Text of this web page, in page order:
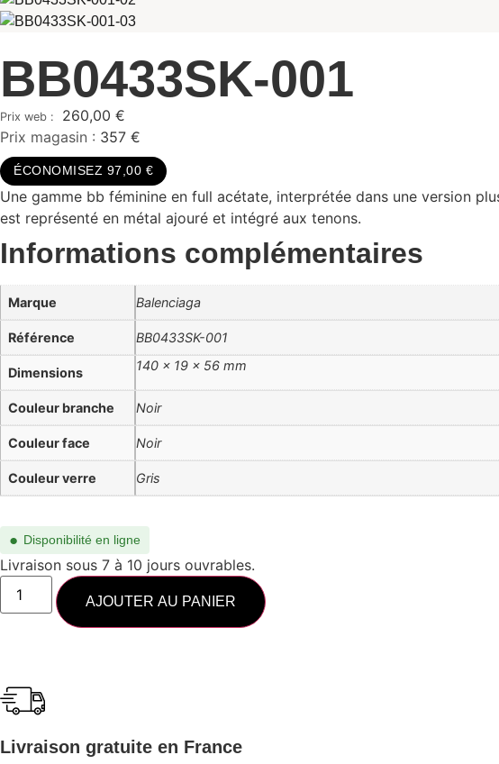
BB0433SK-001
260,00 €
Prix magasin : 357 €
ÉCONOMISEZ 97,00 €
Une gamme bb féminine en full acétate, interprétée dans une version
est représenté en métal ajouré et intégré aux tenons.
Informations complémentaires
Référence BB0433SK-001
Dimensions 140 × 19 × 56 mm
Couleur branche Noir
Couleur face Noir
Couleur verre Gris
Marque Balenciaga
● Disponibilité en ligne
Livraison sous 7 à 10 jours ouvrables.
AJOUTER AU PANIER
Livraison gratuite en France